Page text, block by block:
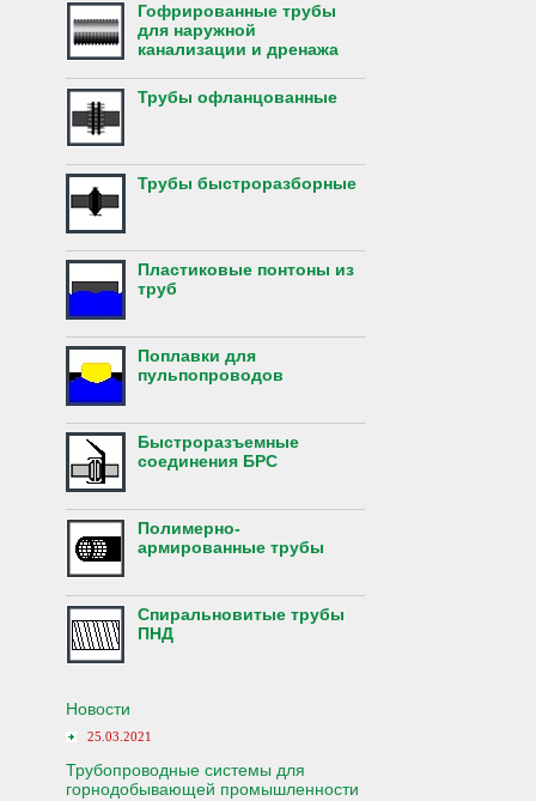
Гофрированные трубы
для наружной
канализации и дренажа
Трубы офланцованные
Трубы быстроразборные
Пластиковые понтоны из
труб
Поплавки для
пульпопроводов
Быстроразъемные
соединения БРС
Полимерно-
армированные трубы
Спиральновитые трубы
ПНД
Новости
25.03.2021
Трубопроводные системы для
горнодобывающей промышленности